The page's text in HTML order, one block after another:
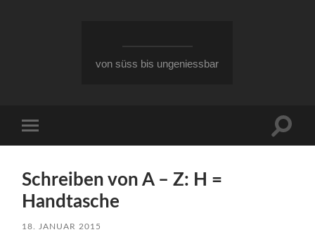
von süss bis ungeniessbar
Menü
Schreiben von A – Z: H =
Handtasche
18. JANUAR 2015